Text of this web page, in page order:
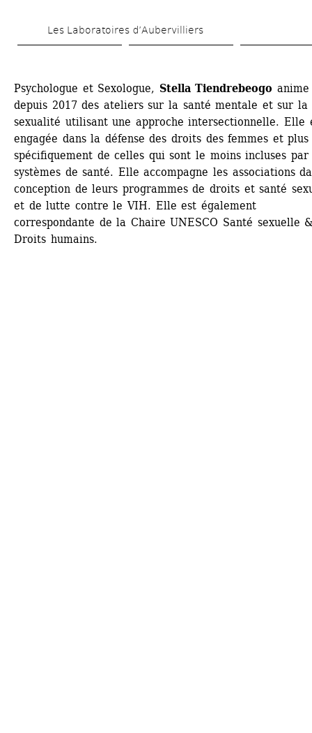
to
Les Laboratoires d’Aubervilliers
Psychologue et Sexologue, Stella Tiendrebeogo anime
depuis 2017 des ateliers sur la santé mentale et sur la
sexualité utilisant une approche intersectionnelle. Elle
engagée dans la défense des droits des femmes et plus
spécifiquement de celles qui sont le moins incluses par
systèmes de santé. Elle accompagne les associations
conception de leurs programmes de droits et santé
et de lutte contre le VIH. Elle est également
correspondante de la Chaire UNESCO Santé sexuelle
Droits humains.